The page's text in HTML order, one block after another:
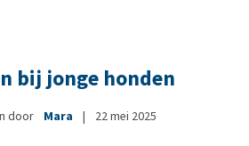
bij jonge honden
door Mara | 22 mei 2025